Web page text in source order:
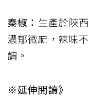
秦椒： 生產於陜
濃郁微麻，辣味
調。
※延伸閱讀》